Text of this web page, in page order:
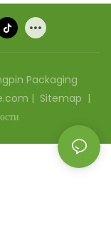
Packaging
| Sitemap |